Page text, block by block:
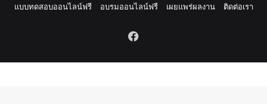
แบบทดสอบออนไลน์ฟรี
อบรมออนไลน์ฟรี เผยแพร่ผลงาน ติดต่อเรา
Facebook